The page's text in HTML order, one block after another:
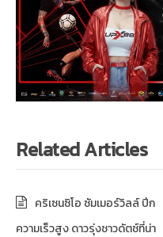
Related Articles
คริเซนซิโอ ซัมเมอร์วิลล์ ปีก
ความเร็วสูง ดาวรุ่งชาวดัตช์ที่น่า